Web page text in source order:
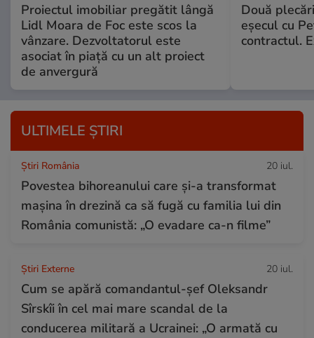
Proiectul imobiliar pregătit lângă
Lidl Moara de Foc este scos la
vânzare. Dezvoltatorul este
asociat în piață cu un alt proiect
de anvergură
Două
eșecul cu
contractul.
ULTIMELE ȘTIRI
Știri România 20 iul.
Povestea bihoreanului care și-a transformat
mașina în drezină ca să fugă cu familia lui din
România comunistă: „O evadare ca-n filme”
Știri Externe 20 iul.
Cum se apără comandantul-șef Oleksandr
Sîrskîi în cel mai mare scandal de la
conducerea militară a Ucrainei: „O armată cu